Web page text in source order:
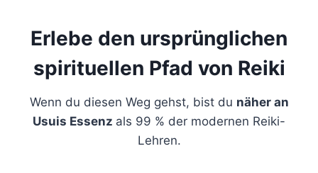
Erlebe den ursprünglichen
spirituellen Pfad von Reiki
Wenn du diesen Weg gehst, bist du näher an
Usuis Essenz als 99 % der modernen Reiki-
Lehren.